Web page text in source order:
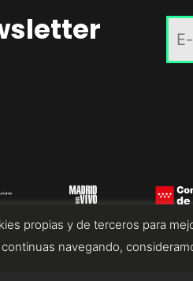
propias y de terceros para
continuas navegando,